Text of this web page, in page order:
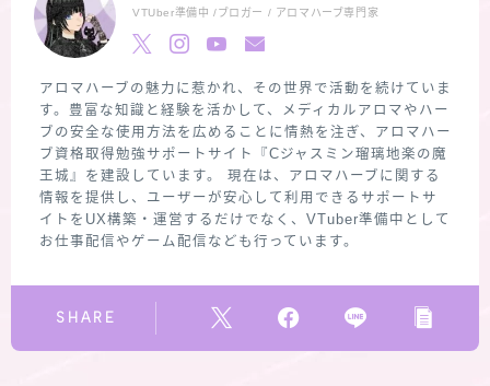
VTUber準備中 /ブロガー / アロマハーブ専門家
アロマハーブの魅力に惹かれ、その世界で活動を続けていま
す。豊富な知識と経験を活かして、メディカルアロマやハー
ブの安全な使用方法を広めることに情熱を注ぎ、アロマハー
ブ資格取得勉強サポートサイト『Cジャスミン瑠璃地楽の魔
王城』を建設しています。 現在は、アロマハーブに関する
情報を提供し、ユーザーが安心して利用できるサポートサ
イトをUX構築・運営するだけでなく、VTuber準備中として
お仕事配信やゲーム配信なども行っています。
SHARE